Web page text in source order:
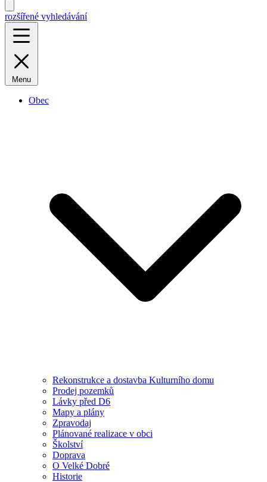
rozšířené vyhledávání
Menu
Obec
Rekonstrukce a dostavba Kulturního domu
Prodej pozemků
Lávky před D6
Mapy a plány
Zpravodaj
Plánované realizace v obci
Školství
Doprava
O Velké Dobré
Historie